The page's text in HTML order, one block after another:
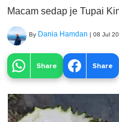
Macam sedap je Tupai
By Dania Hamdan | 08 Jul
Share Share